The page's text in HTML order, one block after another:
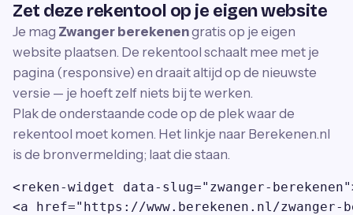
Zet deze rekentool op je eigen website
Je mag Zwanger berekenengratis op je eigen
website plaatsen. De rekentool schaalt mee met je
pagina (responsive) en draait altijd op de nieuwste
versie — je hoeft zelf niets bij te werken.
Plak de onderstaande code op de plek waar de
rekentool moet komen. Het linkje naar Berekenen.nl
is de bronvermelding; laat die staan.
<reken-widget data-slug="zwanger-
<a href="https://www.berekenen.nl/zwanger-